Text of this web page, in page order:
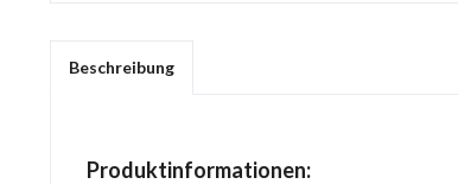
Beschreibung
Produktinformationen: